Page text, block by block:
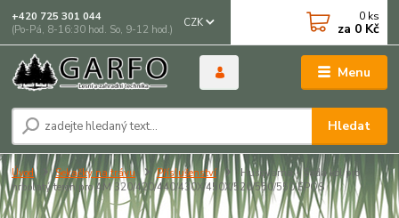
Menu
CZK
Hledat
+420 725 301 044
(Po-Pá, 8-16:30 hod. So, 9-12 hod.)
0 ks
za 0 Kč
Úvod Sekačky na trávu Příslušenství
Husqvarna - Sada kol pro
hrbolatý terén pro AM 320/420/440/430X/450X/520/550/550 EPOS